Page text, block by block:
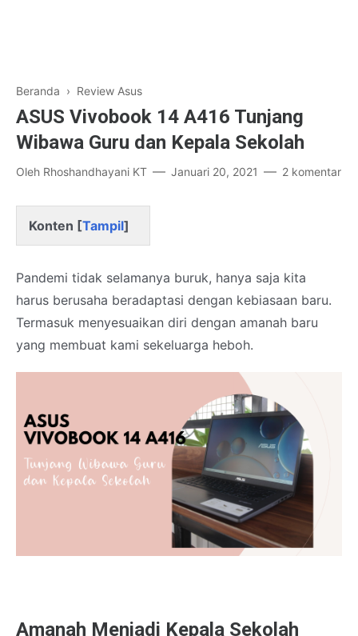
Beranda › Review Asus
ASUS Vivobook 14 A416 Tunjang
Wibawa Guru dan Kepala Sekolah
Oleh Rhoshandhayani KT Januari 20, 2021 2 komentar
Konten [Tampil]
Pandemi tidak selamanya buruk, hanya saja kita
harus berusaha beradaptasi dengan kebiasaan baru.
Termasuk menyesuaikan diri dengan amanah baru
yang membuat kami sekeluarga heboh.
Amanah Menjadi Kepala Sekolah